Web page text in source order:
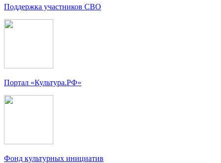
Поддержка участников СВО
Портал «Культура.РФ»
Фонд культурных инициатив